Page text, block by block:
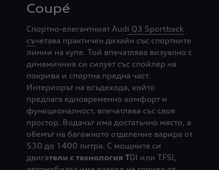
Coupé
Спортно-елегантният Audi Q3 Sportback
съчетава практичен дизайн със спортните
линии на купе. Той впечатлява визуално с
динамичния си силует със спойлер на
покрива и спортна предна част.
Интериорът на всъдехода, който
предлага едновременно комфорт и
функционалност, впечатлява със своя
простор. Водачът има достатъчно място, а
обемът на багажното отделение варира от
530 до 1400 литра. С мощните си
двигатели с технология TDI или TFSI,